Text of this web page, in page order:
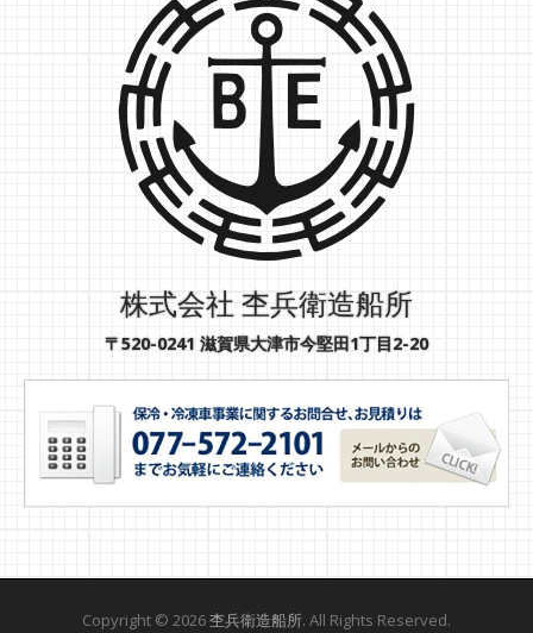
株式会社 杢兵衛造船所
〒520-0241 滋賀県大津市今堅田1丁目2-20
Copyright © 2026杢兵衛造船所. All Rights Reserved.